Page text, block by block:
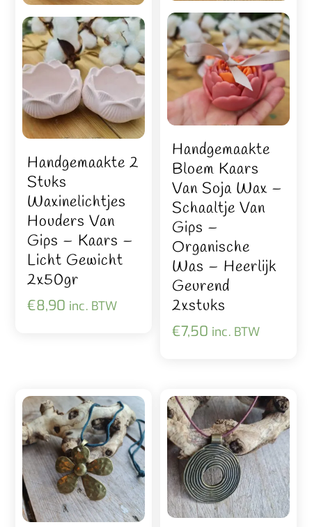
Handgemaakte 2
Stuks
Waxinelichtjes
Houders Van
Gips – Kaars –
Licht Gewicht
2x50gr
€8,90 inc. BTW
Handgemaakte
Bloem Kaars
Van Soja Wax –
Schaaltje Van
Gips –
Organische
Was – Heerlijk
Geurend
2xstuks
€7,50 inc. BTW